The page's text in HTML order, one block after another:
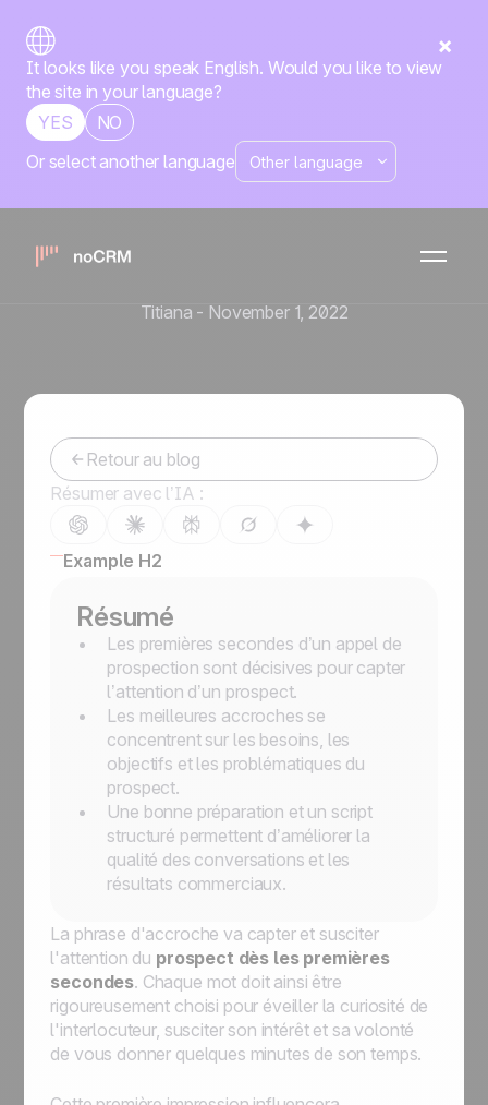
It looks like you speak English. Would you like to view
the site in your language?
YES
NO
Or select another language
Prospection commerciale
Comment réussir sa phrase
d’accroche lors d’une
Titiana - November 1, 2022
Retour au blog
Résumer avec l’IA :
Example H2
Résumé
Les premières secondes d’un appel de
prospection sont décisives pour capter
l’attention d’un prospect.
Les meilleures accroches se
concentrent sur les besoins, les
objectifs et les problématiques du
prospect.
Une bonne préparation et un script
structuré permettent d’améliorer la
qualité des conversations et les
résultats commerciaux.
La phrase d'accroche va capter et susciter
l'attention du prospect dès les premières
secondes. Chaque mot doit ainsi être
rigoureusement choisi pour éveiller la curiosité de
l'interlocuteur, susciter son intérêt et sa volonté
de vous donner quelques minutes de son temps.